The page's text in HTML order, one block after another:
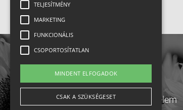
Adatvédelem
TELJESÍTMÉNY
MARKETING
FUNKCIONÁLIS
CSOPORTOSÍTATLAN
MINDENT ELFOGADOK
CSAK A SZÜKSÉGESET